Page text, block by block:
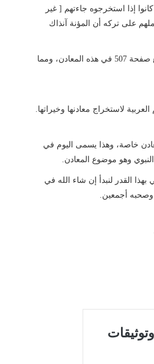
إذا استخرجوه جاءتهم [ غير
على تركه أن المؤنة آنذاك
فهذه المعادن بقيت ولها أخبار، ولشيخنا كلمة جميلة في هذه المعادن في المجلد الرابع صفحة 507 في هذه المعادن، ومما
لاستخراج معادنها وخيراتها.
خاصة، وهذا يسمى اليوم في
وهو موضوع المعادن.
القدر لنبدأ إن شاء الله في
وصحبه أجمعين.